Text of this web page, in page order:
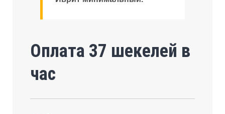
Оплата 37 шекелей в
час